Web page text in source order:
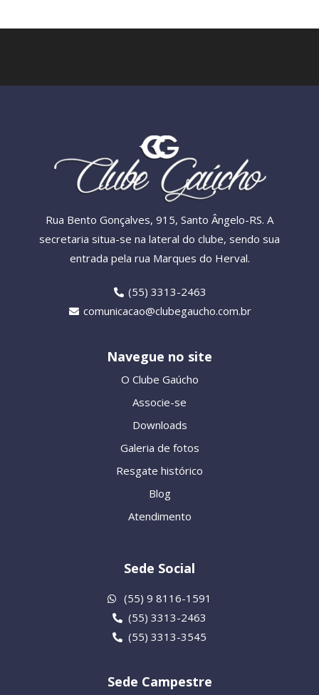
Rua Bento Gonçalves, 915, Santo Ângelo-RS. A
secretaria situa-se na lateral do clube, sendo sua
entrada pela rua Marques do Herval.
(55) 3313-2463
comunicacao@clubegaucho.com.br
Navegue no site
O Clube Gaúcho
Associe-se
Downloads
Galeria de fotos
Resgate histórico
Blog
Atendimento
Sede Social
(55) 9 8116-1591
(55) 3313-2463
(55) 3313-3545
Sede Campestre